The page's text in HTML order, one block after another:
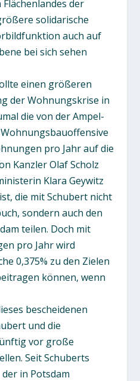
der
solidarische
auch auf
bei sich sehen
einen größeren
der Wohnungskrise in
die von der Ampel-
pro Jahr auf die
Kanzler Olaf Scholz
Klara Geywitz
die mit Schubert nicht
sondern auch den
teilen. Doch mit
pro Jahr wird
0,375% zu den Zielen
können, wenn
bescheidenen
und die
vor große
Seit Schuberts
in Potsdam